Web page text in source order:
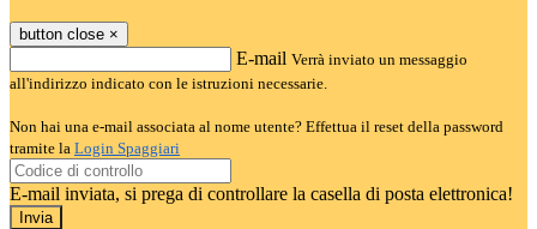
button close ×
E-mail Verrà inviato un messaggio
all'indirizzo indicato con le istruzioni necessarie.
Non hai una e-mail associata al nome utente? Effettua il reset della password
tramite la Login Spaggiari
E-mail inviata, si prega di controllare la casella di posta elettronica!